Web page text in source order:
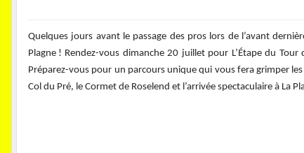
Quelques jours avant le passage des pros lors de l’avant
Plagne ! Rendez-vous dimanche 20 juillet pour L’Étape du
Préparez-vous pour un parcours unique qui vous fera grimper
Col du Pré, le Cormet de Roselend et l’arrivée spectaculaire à La